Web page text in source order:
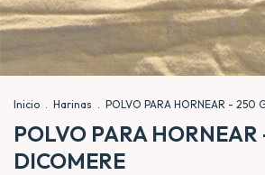
Inicio Harinas POLVO PARA HORNEAR - 250
POLVO PARA
DICOMERE